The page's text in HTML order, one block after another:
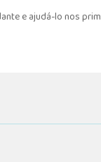
e ajudá-lo nos